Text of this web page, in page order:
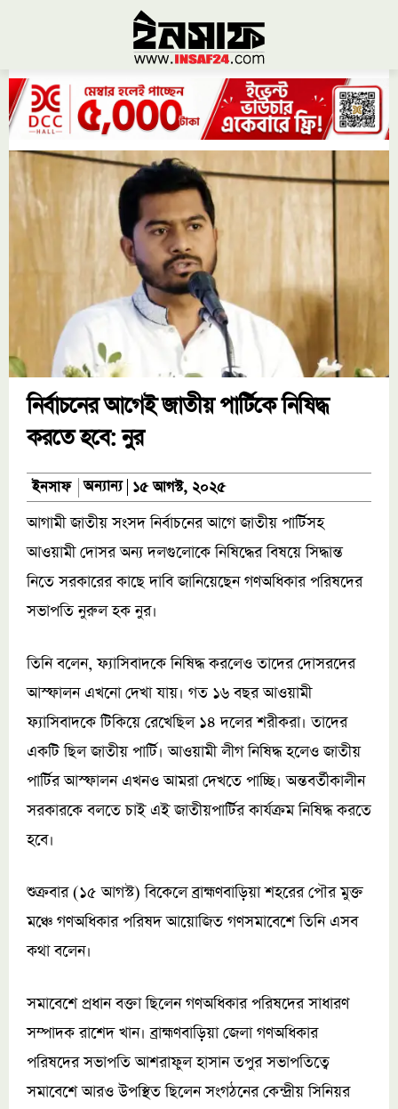
নির্বাচনের আগেই জাতীয় পার্টিকে নিষিদ্ধ
করতে হবে: নুর
ইনসাফ অন্যান্য ১৫ আগস্ট, ২০২৫
আগামী জাতীয় সংসদ নির্বাচনের আগে জাতীয় পার্টিসহ
আওয়ামী দোসর অন্য দলগুলোকে নিষিদ্ধের বিষয়ে সিদ্ধান্ত
নিতে সরকারের কাছে দাবি জানিয়েছেন গণঅধিকার পরিষদের
সভাপতি নুরুল হক নুর।
তিনি বলেন, ফ্যাসিবাদকে নিষিদ্ধ করলেও তাদের দোসরদের
আস্ফালন এখনো দেখা যায়। গত ১৬ বছর আওয়ামী
ফ্যাসিবাদকে টিকিয়ে রেখেছিল ১৪ দলের শরীকরা। তাদের
একটি ছিল জাতীয় পার্টি। আওয়ামী লীগ নিষিদ্ধ হলেও জাতীয়
পার্টির আস্ফালন এখনও আমরা দেখতে পাচ্ছি। অন্তবর্তীকালীন
সরকারকে বলতে চাই এই জাতীয়পার্টির কার্যক্রম নিষিদ্ধ করতে
হবে।
শুক্রবার (১৫ আগস্ট) বিকেলে ব্রাহ্মণবাড়িয়া শহরের পৌর মুক্ত
মঞ্চে গণঅধিকার পরিষদ আয়োজিত গণসমাবেশে তিনি এসব
কথা বলেন।
সমাবেশে প্রধান বক্তা ছিলেন গণঅধিকার পরিষদের সাধারণ
সম্পাদক রাশেদ খান। ব্রাহ্মণবাড়িয়া জেলা গণঅধিকার
পরিষদের সভাপতি আশরাফুল হাসান তপুর সভাপতিত্বে
সমাবেশে আরও উপস্থিত ছিলেন সংগঠনের কেন্দ্রীয় সিনিয়র